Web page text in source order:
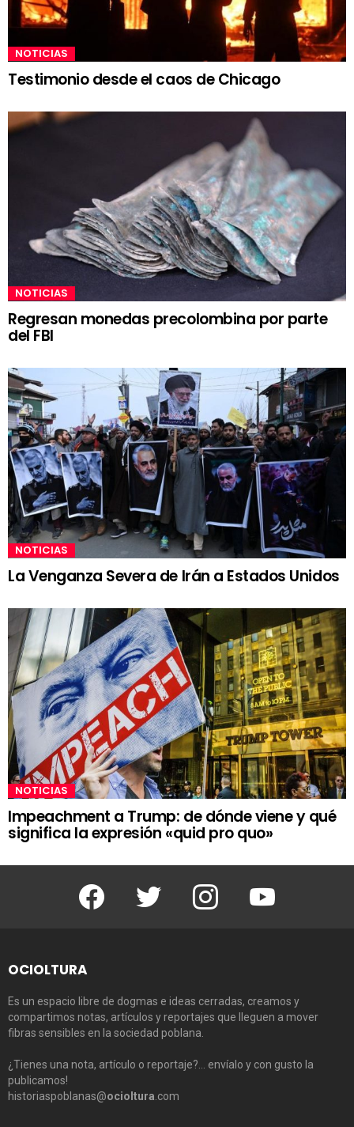
NOTICIAS
Testimonio desde el caos de Chicago
NOTICIAS
Regresan monedas precolombina por parte
del FBI
NOTICIAS
La Venganza Severa de Irán a Estados Unidos
NOTICIAS
Impeachment a Trump: de dónde viene y qué
significa la expresión «quid pro quo»
Facebook Twitter Instagram Youtube
OCIOLTURA
Es un espacio libre de dogmas e ideas cerradas, creamos y
compartimos notas, artículos y reportajes que lleguen a mover
fibras sensibles en la sociedad poblana.
¿Tienes una nota, artículo o reportaje?… envíalo y con gusto la
publicamos!
historiaspoblanas@ocioltura.com